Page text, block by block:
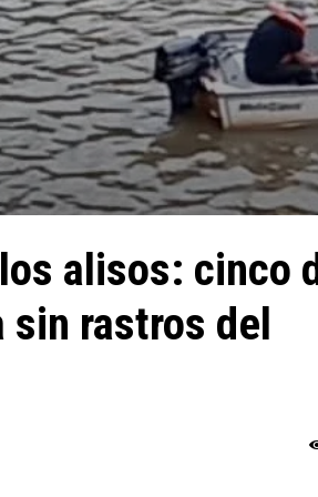
alisos: cinco
sin rastros del